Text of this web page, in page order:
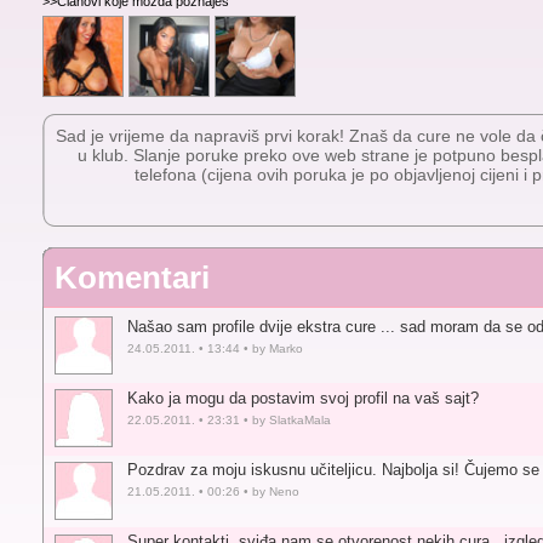
Sad je vrijeme da napraviš prvi korak! Znaš da cure ne vole
u klub. Slanje poruke preko ove web strane je potpuno
telefona (cijena ovih poruka je po objavljenoj cijeni i
Komentari
Našao sam profile dvije ekstra cure ... sad moram da se
24.05.2011. • 13:44 • by Marko
Kako ja mogu da postavim svoj profil na vaš sajt?
22.05.2011. • 23:31 • by SlatkaMala
Pozdrav za moju iskusnu učiteljicu. Najbolja si! Čujemo
21.05.2011. • 00:26 • by Neno